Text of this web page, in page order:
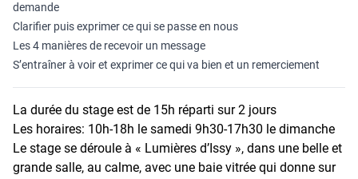
demande
Clarifier puis exprimer ce qui se passe en nous
Les 4 manières de recevoir un message
S’entraîner à voir et exprimer ce qui va bien et un remerciement
La durée du stage est de 15h réparti sur 2 jours
Les horaires: 10h-18h le samedi 9h30-17h30 le dimanche
Le stage se déroule à « Lumières d’Issy », dans une belle et
grande salle, au calme, avec une baie vitrée qui donne sur